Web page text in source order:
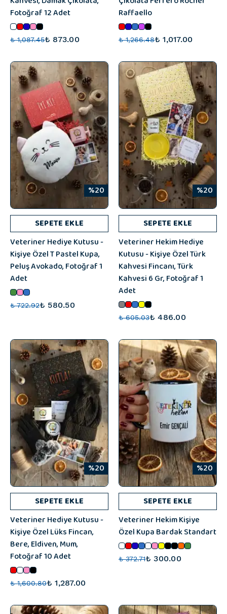
Fotoğraf 12 Adet
₺ 1,087.45₺ 873.00
Raffaello
₺ 1,266.48₺ 1,017.00
%20
SEPETE EKLE
Veteriner Hediye Kutusu -
Kişiye Özel T Pastel Kupa,
Peluş Avokado, Fotoğraf 1
Adet
₺ 722.92₺ 580.50
%20
SEPETE EKLE
Veteriner Hekim Hediye
Kutusu - Kişiye Özel Türk
Kahvesi Fincanı, Türk
Kahvesi 6 Gr, Fotoğraf 1
Adet
₺ 605.03₺ 486.00
%20
SEPETE EKLE
Veteriner Hediye Kutusu -
Kişiye Özel Lüks Fincan,
Bere, Eldiven, Mum,
Fotoğraf 10 Adet
₺ 1,600.80₺ 1,287.00
%20
SEPETE EKLE
Veteriner Hekim Kişiye
Özel Kupa Bardak Standart
₺ 372.71₺ 300.00